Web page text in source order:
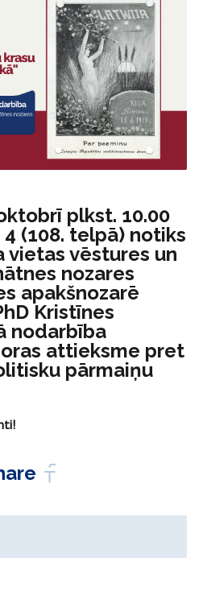
plkst. 10.00
(108. telpā) notiks
vietas vēstures un
nozares
apakšnozarē
Kristīnes
nodarbība
attieksme pret
pārmaiņu